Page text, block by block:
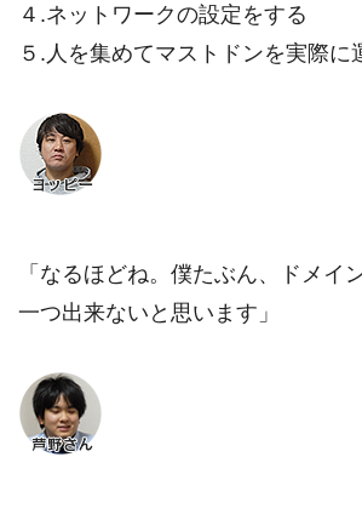
４.ネットワークの設定をする
５.人を集めてマストドンを実際に
「なるほどね。僕たぶん、ドメイ
一つ出来ないと思います」